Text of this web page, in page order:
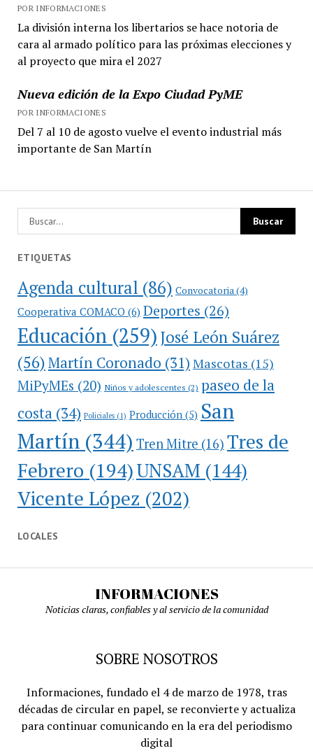
POR INFORMACIONES
La división interna los libertarios se hace notoria de
cara al armado político para las próximas elecciones y
al proyecto que mira el 2027
Nueva edición de la Expo Ciudad PyME
POR INFORMACIONES
Del 7 al 10 de agosto vuelve el evento industrial más
importante de San Martín
ETIQUETAS
Agenda cultural (86) Convocatoria (4)
Cooperativa COMACO(6) Deportes (26)
Educación(259)José León Suárez
(56)Martín Coronado (31) Mascotas (15)
MiPyMEs (20) Niños y adolescentes (2) paseo de la
costa(34) Policiales(1) Producción(5) San
Martín(344) Tren Mitre (16) Tres de
Febrero (194)UNSAM (144)
Vicente López (202)
LOCALES
INFORMACIONES
Noticias claras, confiables y al servicio de la comunidad
SOBRE NOSOTROS
Informaciones, fundado el 4 de marzo de 1978, tras
décadas de circular en papel, se reconvierte y actualiza
para continuar comunicando en la era del periodismo
digital